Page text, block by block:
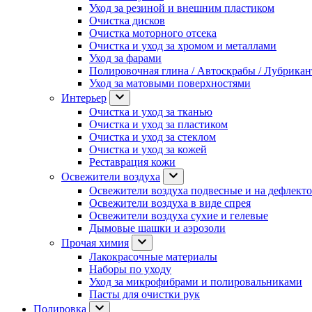
Уход за резиной и внешним пластиком
Очистка дисков
Очистка моторного отсека
Очистка и уход за хромом и металлами
Уход за фарами
Полировочная глина / Автоскрабы /
Уход за матовыми поверхностями
Интерьер
Очистка и уход за тканью
Очистка и уход за пластиком
Очистка и уход за стеклом
Очистка и уход за кожей
Реставрация кожи
Освежители воздуха
Освежители воздуха подвесные и на
Освежители воздуха в виде спрея
Освежители воздуха сухие и гелевые
Дымовые шашки и аэрозоли
Прочая химия
Лакокрасочные материалы
Наборы по уходу
Уход за микрофибрами и полировальниками
Пасты для очистки рук
Полировка